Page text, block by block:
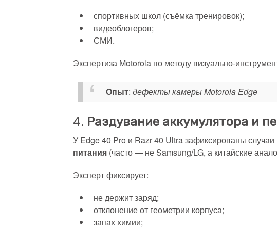
спортивных школ (съёмка тренировок);
видеоблогеров;
СМИ.
Экспертиза Motorola по методу визуально-
Опыт: дефекты камеры Motorola Edge
4. Раздувание аккумулятора и
У Edge 40 Pro и Razr 40 Ultra зафиксированы
питания (часто — не Samsung/LG, а китайские
Эксперт фиксирует:
не держит заряд;
отклонение от геометрии корпуса;
запах химии;